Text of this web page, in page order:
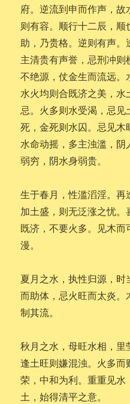
府。逆流到申而作声，
则有容。顺行十二辰，
助，乃贵格。逆则有声
主清贵有声誉，忌刑冲
不绝源，仗金生而流远。
水火均则合既济之美，
忌。火多则水受渴，忌
死，金死则水囚。忌见木
水命动摇，多主浊滥，
弱穷，阴水身弱贵。
生于春月，性滥滔淫。
加土盛，则无泛涨之忧
既济，不要火多。见木
漫。
夏月之水，执性归源，
而助体，忌火旺而太炎
制其流。
秋月之水，母旺水相，里
逢土旺则嫌混浊。火多
荣，中和为利。重重见
土，始得清平之意。